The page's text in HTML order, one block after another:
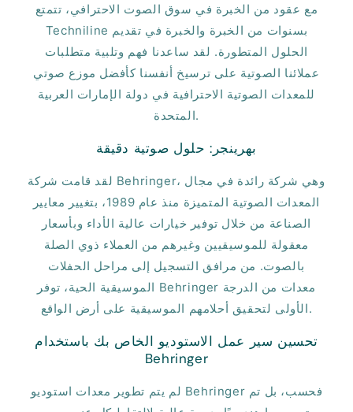
مع عقود من الخبرة في سوق الصوت الاحترافي، تتمتع
Techniline بسنوات من الخبرة والخبرة في تقديم
الحلول المتطورة. لقد ساعدنا فهم وتلبية متطلبات
عملائنا الصوتية على ترسيخ أنفسنا كأفضل موزع صوتي
للمعدات الصوتية الاحترافية في دولة الإمارات العربية
المتحدة.
بهرينجر: حلول صوتية دقيقة
لقد قامت شركة Behringer، وهي شركة رائدة في مجال
المعدات الصوتية المتميزة منذ عام 1989، بتغيير معايير
الصناعة من خلال توفير خيارات عالية الأداء وبأسعار
معقولة للموسيقيين وغيرهم من العملاء ذوي الصلة
بالصوت. من مرافق التسجيل إلى مراحل الحفلات
الموسيقية الحية، توفر Behringer معدات من الدرجة
الأولى لتحقيق أحلامهم الموسيقية على أرض الواقع.
تحسين سير عمل الاستوديو الخاص بك باستخدام
Behringer
لم يتم تطوير معدات استوديو Behringer فحسب، بل تم